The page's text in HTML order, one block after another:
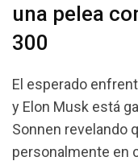
una pelea
300
El esperado
y Elon Musk está
Sonnen revelando
personalmente en